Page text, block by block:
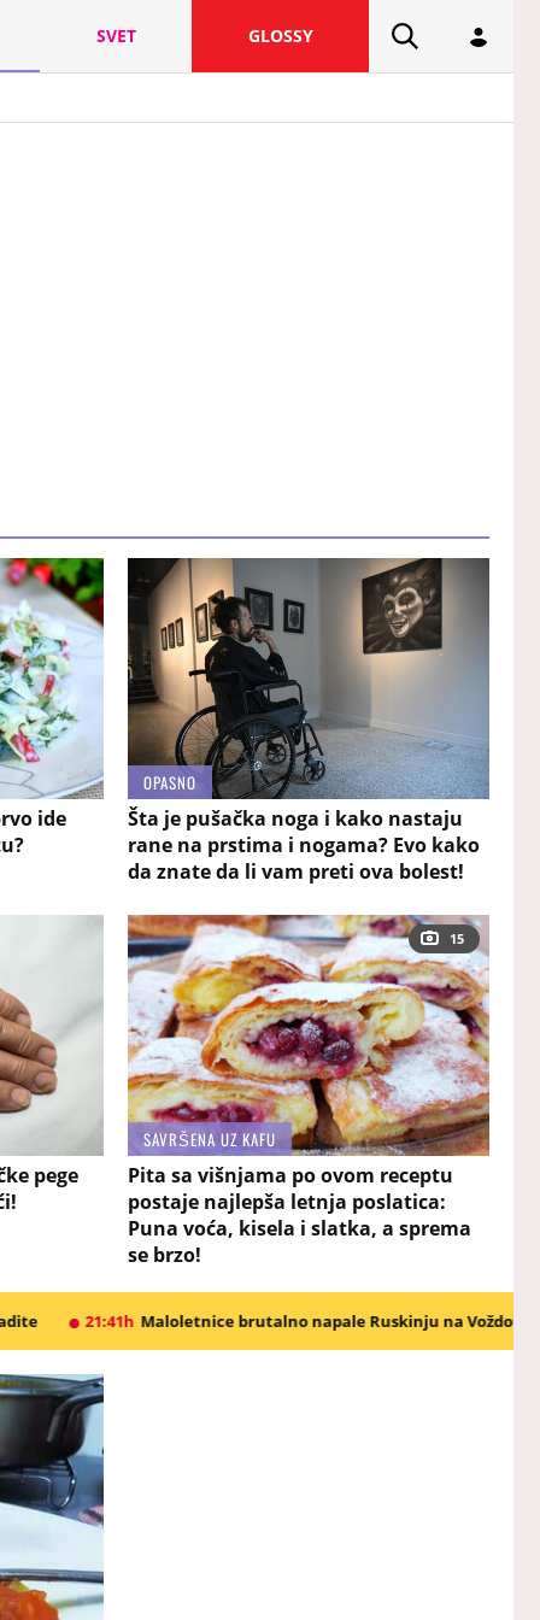
SVET GLOSSY
ide
OPASNO
Šta je pušačka noga i kako nastaju
rane na prstima i nogama? Evo kako
da znate da li vam preti ova bolest!
pege
15
SAVRŠENA UZ KAFU
Pita sa višnjama po ovom receptu
postaje najlepša letnja poslatica:
Puna voća, kisela i slatka, a sprema
se brzo!
brutalno napale Ruskinju na Voždovcu: Oborile je i tukle!